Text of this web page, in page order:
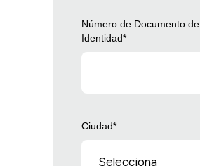
Número de Documento de
Identidad*
Ciudad*